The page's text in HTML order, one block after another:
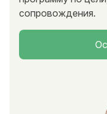
сопровождения.